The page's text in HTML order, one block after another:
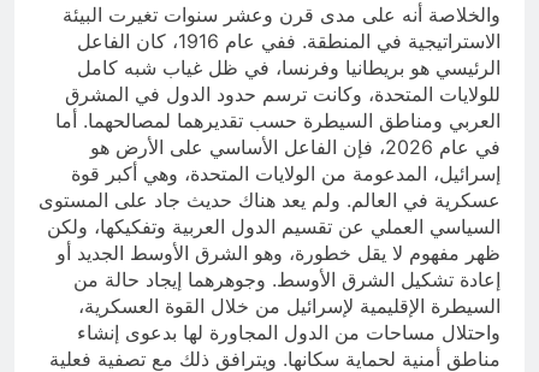
والخلاصة أنه على مدى قرن وعشر سنوات تغيرت البيئة
الاستراتيجية في المنطقة. ففي عام 1916، كان الفاعل
الرئيسي هو بريطانيا وفرنسا، في ظل غياب شبه كامل
للولايات المتحدة، وكانت ترسم حدود الدول في المشرق
العربي ومناطق السيطرة حسب تقديرهما لمصالحهما. أما
في عام 2026، فإن الفاعل الأساسي على الأرض هو
إسرائيل، المدعومة من الولايات المتحدة، وهي أكبر قوة
عسكرية في العالم. ولم يعد هناك حديث جاد على المستوى
السياسي العملي عن تقسيم الدول العربية وتفكيكها، ولكن
ظهر مفهوم لا يقل خطورة، وهو الشرق الأوسط الجديد أو
إعادة تشكيل الشرق الأوسط. وجوهرهما إيجاد حالة من
السيطرة الإقليمية لإسرائيل من خلال القوة العسكرية،
واحتلال مساحات من الدول المجاورة لها بدعوى إنشاء
مناطق أمنية لحماية سكانها. ويترافق ذلك مع تصفية فعلية